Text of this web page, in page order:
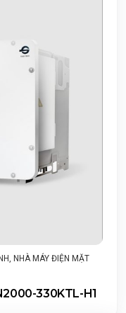
, NHÀ MÁY ĐIỆN MẶT
330KTL-H1